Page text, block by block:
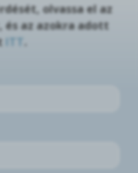
olvassa el az
az azokra adott
ITT